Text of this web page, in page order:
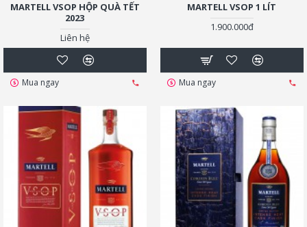
MARTELL VSOP HỘP QUÀ TẾT
2023
Liên hệ
Mua ngay
MARTELL VSOP 1 LÍT
1.900.000đ
Mua ngay